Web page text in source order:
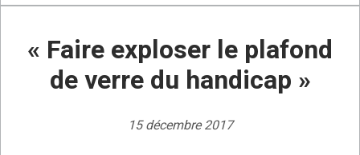
« Faire exploser le plafond
de verre du handicap »
15 décembre 2017